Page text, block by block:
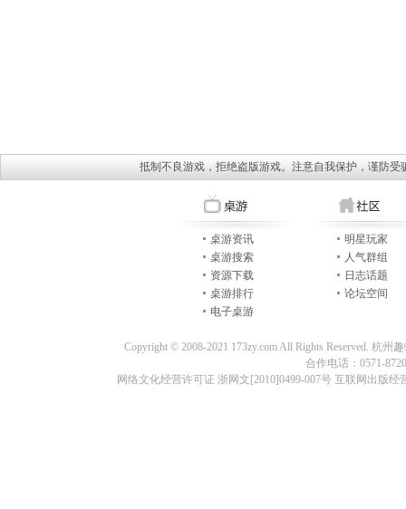
抵制不良游戏，拒绝盗版游戏。注意自我保护，谨防
桌游资讯
桌游搜索
资源下载
桌游排行
电子桌游
明星玩家
人气群组
日志话题
论坛空间
Copyright © 2008-2021 173zy.com All Rights Reserved. 杭
合作电话：0571-
网络文化经营许可证 浙网文[2010]0499-007号 互联网出版